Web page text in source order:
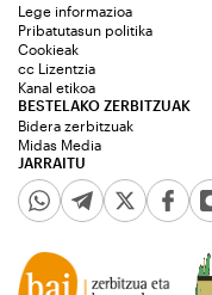
JARRAITU
Lege informazioa
Pribatutasun politika
Cookieak
cc Lizentzia
Kanal etikoa
BESTELAKO ZERBITZUAK
Bidera zerbitzuak
Midas Media